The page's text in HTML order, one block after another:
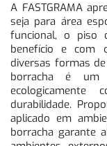
A FASTGRAMA
seja para área
funcional, o piso
benefício e com
diversas formas
borracha é um
ecologicamente
durabilidade.
aplicado em
borracha garante